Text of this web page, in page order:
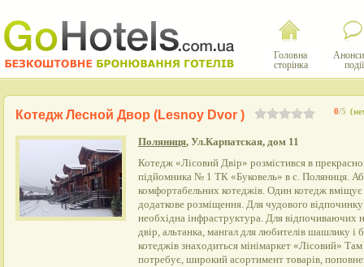
Головна
сторінка
події
0/5
Котедж Лесной Двор (Lesnoy Dvor )
Поляниця, Ул.Карпатская, дом 11
Котедж «Лісовий Двір» розмістився в
підйомника № 1 ТК «Буковель» в с. Поляниця.
комфортабельних котеджів. Один котедж
додаткове розміщення. Для чудового
необхідна інфраструктура. Для відпочиваючих
двір, альтанка, мангал для любителів шашлику і
котеджів знаходиться мінімаркет «Лісовий»
потребує, широкий асортимент товарів,